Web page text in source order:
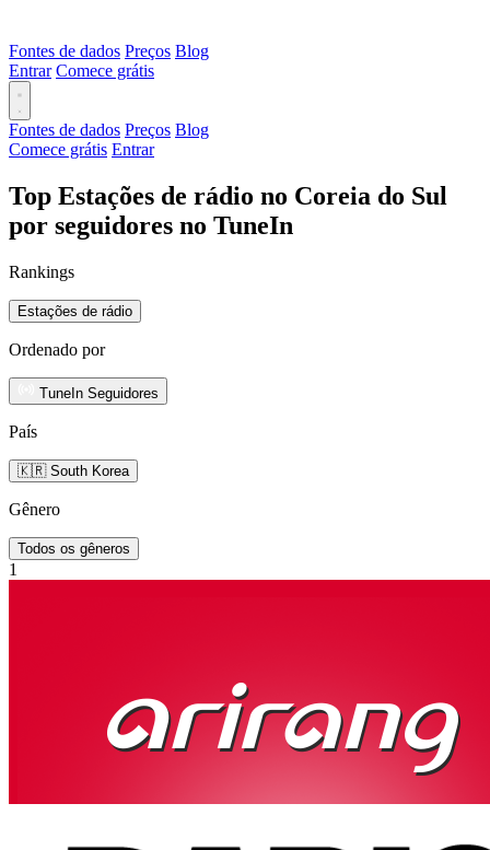
Fontes de dados Preços Blog
Entrar Comece grátis
Fontes de dados Preços Blog
Comece grátis Entrar
Top Estações de rádio no Coreia do Sul
por seguidores no TuneIn
Rankings
Estações de rádio
Ordenado por
TuneIn Seguidores
País
🇰🇷 South Korea
Gênero
Todos os gêneros
1